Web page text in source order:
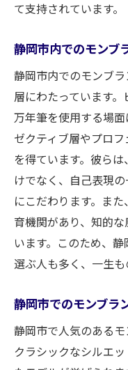
静岡市での
の
静岡市内の
の魅力
モンブラン
理由
静岡市での
モンブラ
静岡市でモンブ
静岡市での
タイミング
静岡市内で
モンブラン
報
て支持されています。
静岡市内でのモンブ
静岡市内でのモンブ
層にわたっています。
万年筆を使用する場
ゼクティブ層やプロ
を得ています。彼ら
けでなく、自己表現
にこだわります。ま
育機関があり、知的
います。このため、
選ぶ人も多く、一生も
静岡市でのモンブラ
静岡市で人気のあるモ
クラシックなシルエ